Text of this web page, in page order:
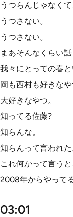
うつらんじゃなくて
うつさない。
うつさない。
まあそんなくらい
我々にとっての春
岡も西村も好きなや
大好きなやつ。
知ってる佐藤?
知らんな。
知らんって言われた
これ何かって言うと
2008年からやって
03:01